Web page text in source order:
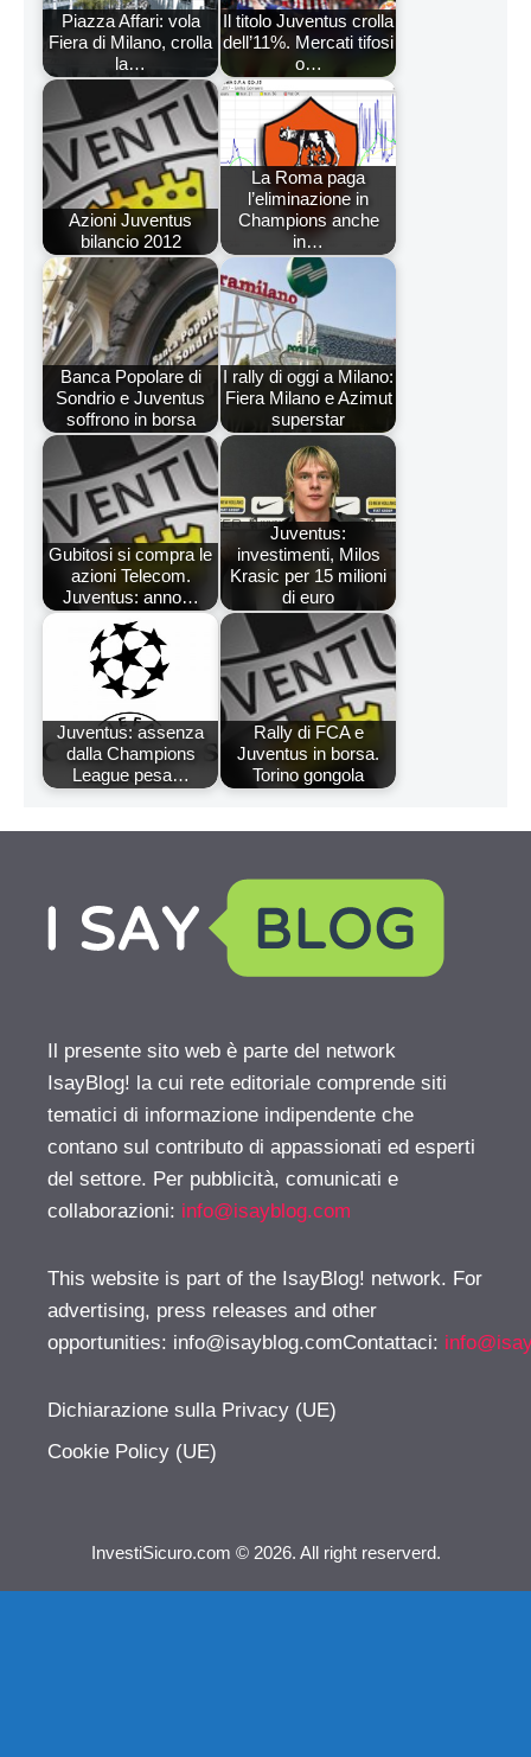
Piazza Affari: vola
Fiera di Milano, crolla
la…
Il titolo Juventus crolla
dell’11%. Mercati tifosi
o…
Azioni Juventus
bilancio 2012
La Roma paga
l’eliminazione in
Champions anche
in…
Banca Popolare di
Sondrio e Juventus
soffrono in borsa
I rally di oggi a Milano:
Fiera Milano e Azimut
superstar
Gubitosi si compra le
azioni Telecom.
Juventus: anno…
Juventus:
investimenti, Milos
Krasic per 15 milioni
di euro
Juventus: assenza
dalla Champions
League pesa…
Rally di FCA e
Juventus in borsa.
Torino gongola
Il presente sito web è parte del network
IsayBlog! la cui rete editoriale comprende siti
tematici di informazione indipendente che
contano sul contributo di appassionati ed esperti
del settore. Per pubblicità, comunicati e
collaborazioni: info@isayblog.com
This website is part of the IsayBlog! network. For
advertising, press releases and other
opportunities: info@isayblog.comContattaci:
Dichiarazione sulla Privacy (UE)
Cookie Policy (UE)
InvestiSicuro.com © 2026. All right reserverd.